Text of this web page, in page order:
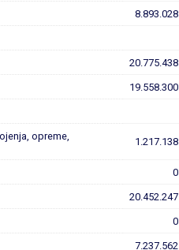
8.893.028
20.775.438
19.558.300
opreme,
1.217.138
0
20.452.247
0
7.237.562